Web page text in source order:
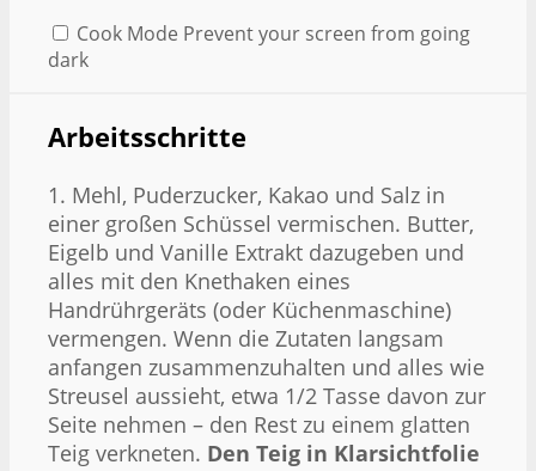
Cook Mode Prevent your screen from going
dark
Arbeitsschritte
1. Mehl, Puderzucker, Kakao und Salz in
einer großen Schüssel vermischen. Butter,
Eigelb und Vanille Extrakt dazugeben und
alles mit den Knethaken eines
Handrührgeräts (oder Küchenmaschine)
vermengen. Wenn die Zutaten langsam
anfangen zusammenzuhalten und alles wie
Streusel aussieht, etwa 1/2 Tasse davon zur
Seite nehmen – den Rest zu einem glatten
Teig verkneten. Den Teig in Klarsichtfolie